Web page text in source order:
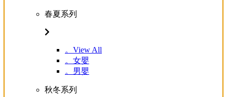
春夏系列
。View All
。女嬰
。男嬰
秋冬系列